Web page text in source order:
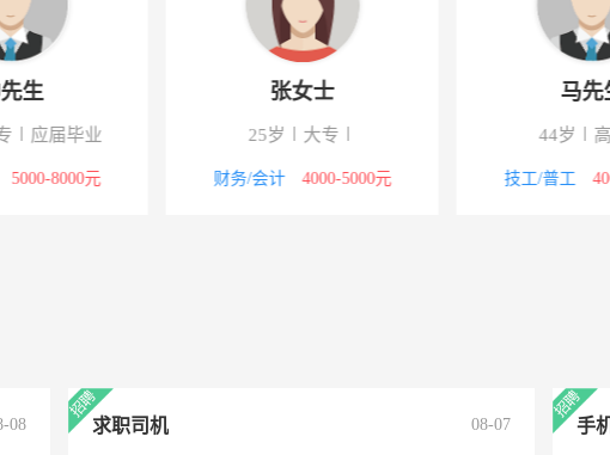
建设有限公司
建设有限公司
刷包装有限公司
生
应届毕业
5000-8000元
张女士
25岁 大专
财务/会计 4000-5000元
马先
44岁
技工/普工
08 求职司机 08-07 手